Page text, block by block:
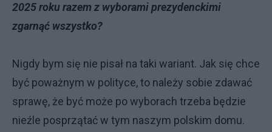
2025 roku razem z wyborami prezydenckimi
zgarnąć wszystko?
Nigdy bym się nie pisał na taki wariant. Jak się chce
być poważnym w polityce, to należy sobie zdawać
sprawę, że być może po wyborach trzeba będzie
nieźle posprzątać w tym naszym polskim domu.